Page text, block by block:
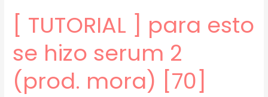
[ TUTORIAL ] para esto
se hizo serum 2
(prod. mora) [70]